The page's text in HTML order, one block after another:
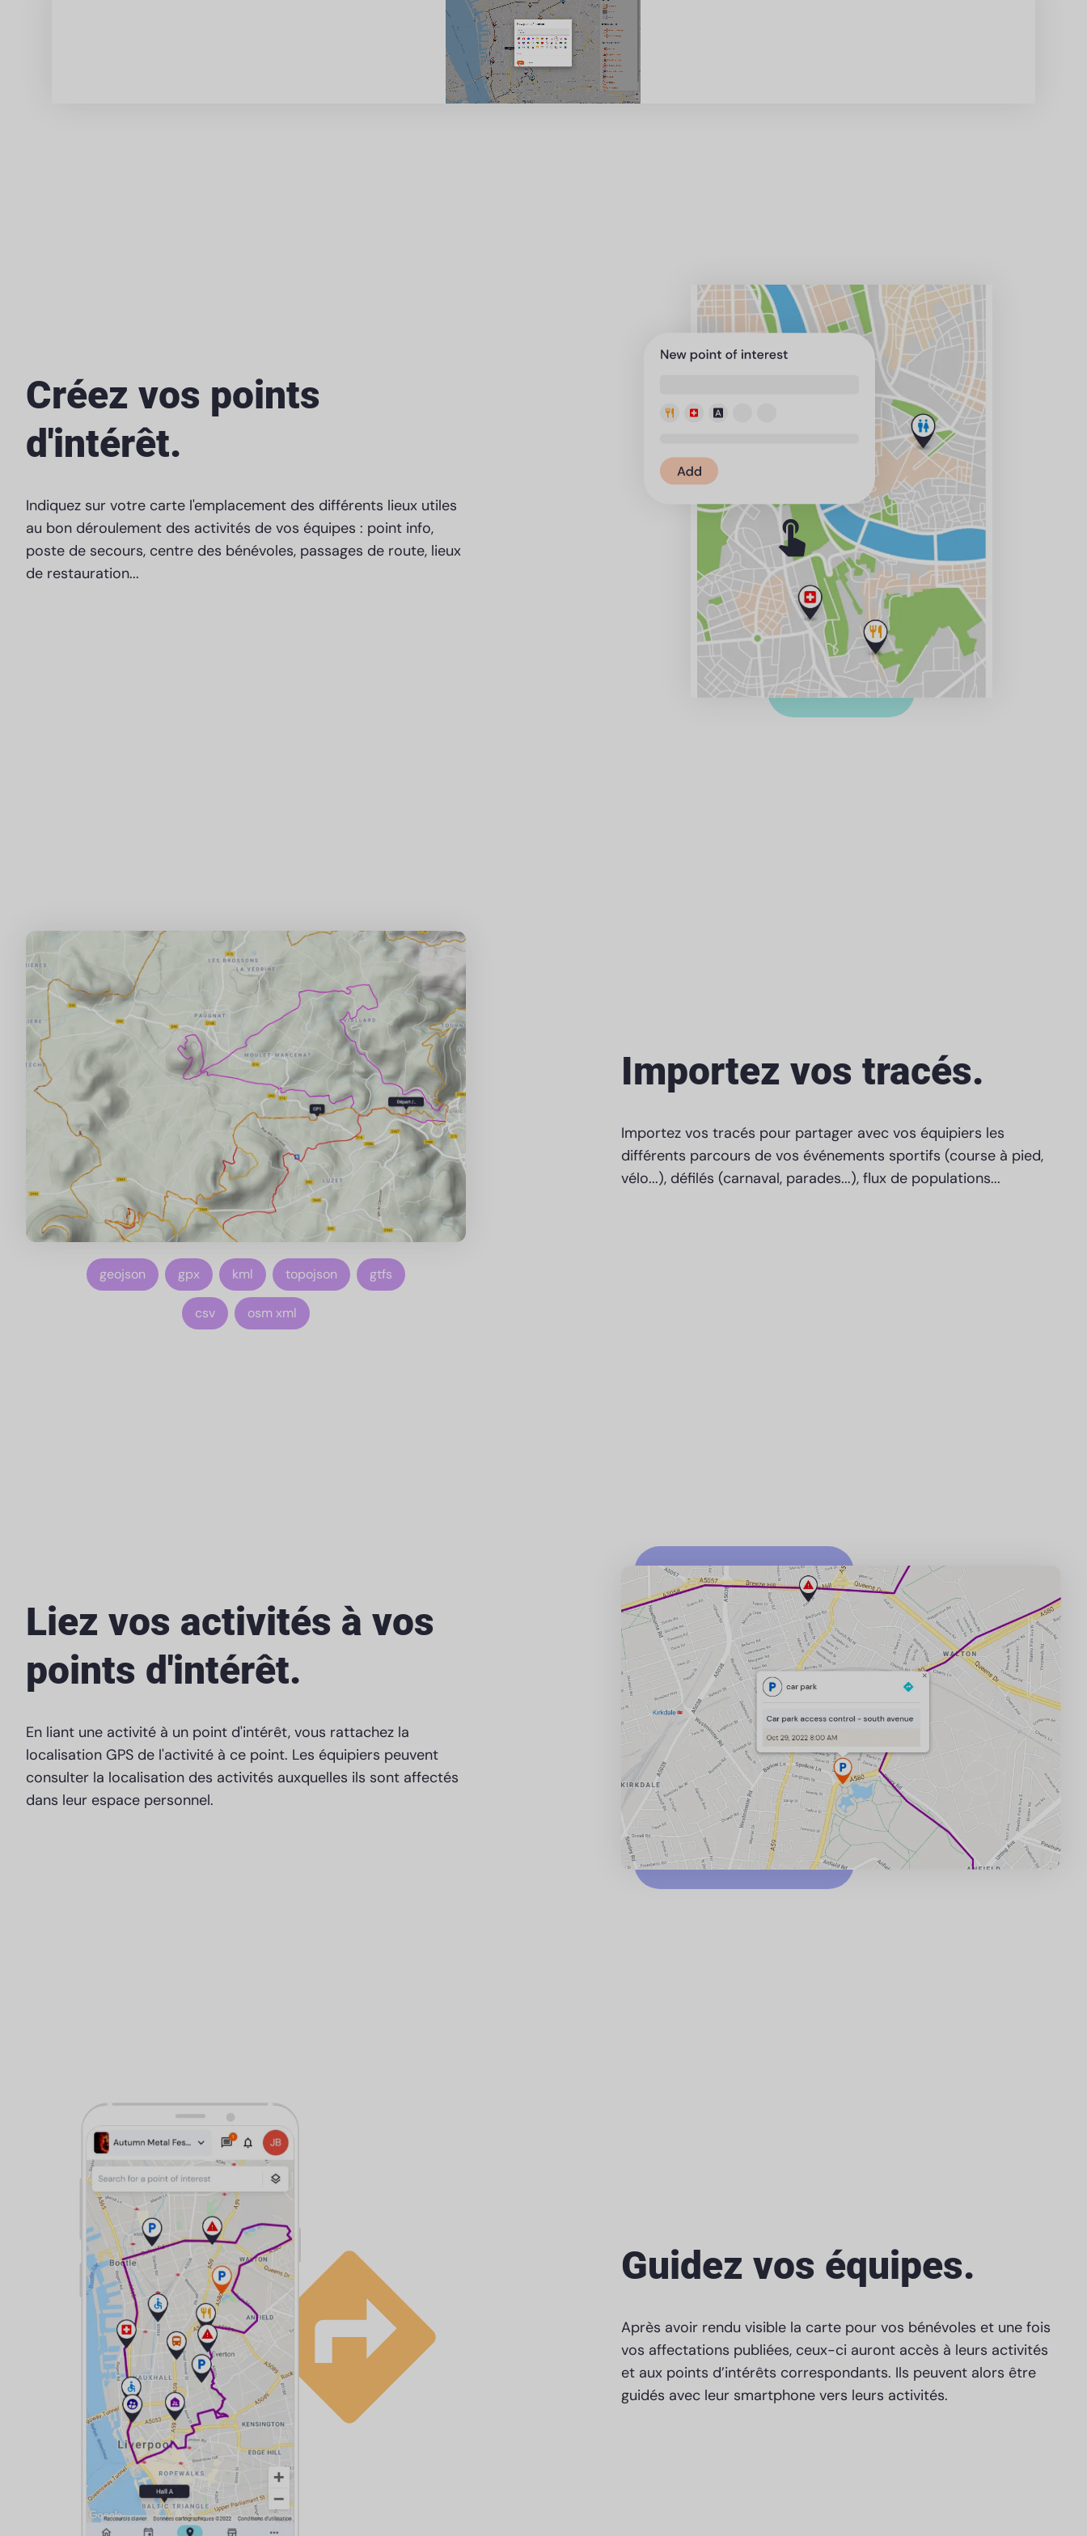
Créez vos points
d'intérêt.
Indiquez sur votre carte l'emplacement des différents lieux utiles
au bon déroulement des activités de vos équipes : point info,
poste de secours, centre des bénévoles, passages de route, lieux
de restauration...
Importez vos tracés.
Importez vos tracés pour partager avec vos équipiers les
différents parcours de vos événements sportifs (course à pied,
vélo...), défilés (carnaval, parades...), flux de populations...
geojson gpx kml topojson gtfs
csv osm xml
Liez vos activités à vos
points d'intérêt.
En liant une activité à un point d'intérêt, vous rattachez la
localisation GPS de l'activité à ce point. Les équipiers peuvent
consulter la localisation des activités auxquelles ils sont affectés
dans leur espace personnel.
Guidez vos équipes.
Après avoir rendu visible la carte pour vos bénévoles et une fois
vos affectations publiées, ceux-ci auront accès à leurs activités
et aux points d’intérêts correspondants. Ils peuvent alors être
guidés avec leur smartphone vers leurs activités.